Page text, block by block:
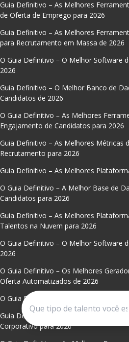
Guia Definitivo – As Melhores
de Oferta de Emprego para 2026
Guia Definitivo – As Melhores
para Recrutamento em Massa de 2026
O Guia Definitivo – O Melhor Software
2026
Guia Definitivo – O Melhor Banco de
Candidatos de 2026
O Guia Definitivo – As Melhores
Engajamento de Candidatos para 2026
Guia Definitivo – As Melhores Métricas
Recrutamento para 2026
Guia Definitivo – As Melhores
O Guia Definitivo – A Melhor Base de
Candidatos para 2026
Guia Definitivo – As Melhores
Talentos na Nuvem para 2026
O Guia Definitivo – O Melhor Software
2026
O Guia Definitivo – Os Melhores
Oferta Automatizados de 2026
O Guia Definitivo – A Melhor
Guia Definitivo – As Melhores
Corporativo para 2026